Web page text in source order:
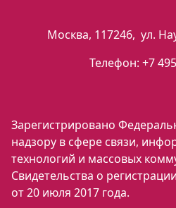
Москва, 117246, ул.
Телефон: +7
Зарегистрировано
надзору в сфере связи,
технологий и массовых
Свидетельства о
от 20 июля 2017 года.